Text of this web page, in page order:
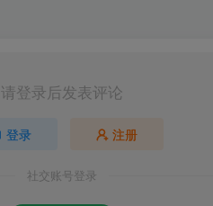
请登录后发表评论
登录 注册
社交账号登录